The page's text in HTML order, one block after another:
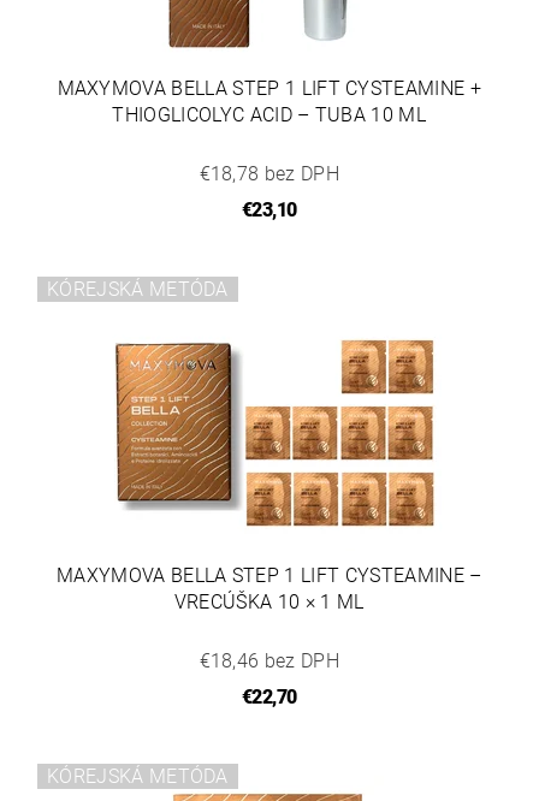
MAXYMOVA BELLA STEP 1 LIFT CYSTEAMINE +
THIOGLICOLYC ACID – TUBA 10 ML
€18,78 bez DPH
€23,10
KÓREJSKÁ METÓDA
MAXYMOVA BELLA STEP 1 LIFT CYSTEAMINE –
VRECÚŠKA 10 × 1 ML
€18,46 bez DPH
€22,70
KÓREJSKÁ METÓDA